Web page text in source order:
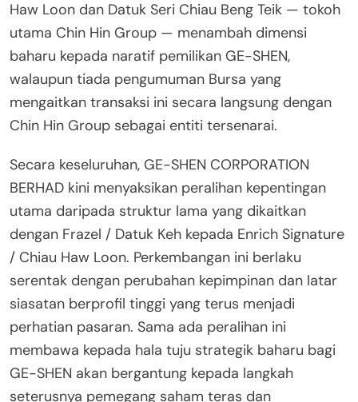
Haw Loon dan Datuk Seri Chiau Beng Teik — tokoh
utama Chin Hin Group — menambah dimensi
baharu kepada naratif pemilikan GE-SHEN,
walaupun tiada pengumuman Bursa yang
mengaitkan transaksi ini secara langsung dengan
Chin Hin Group sebagai entiti tersenarai.
Secara keseluruhan, GE-SHEN CORPORATION
BERHAD kini menyaksikan peralihan kepentingan
utama daripada struktur lama yang dikaitkan
dengan Frazel / Datuk Keh kepada Enrich Signature
/ Chiau Haw Loon. Perkembangan ini berlaku
serentak dengan perubahan kepimpinan dan latar
siasatan berprofil tinggi yang terus menjadi
perhatian pasaran. Sama ada peralihan ini
membawa kepada hala tuju strategik baharu bagi
GE-SHEN akan bergantung kepada langkah
seterusnya pemegang saham teras dan